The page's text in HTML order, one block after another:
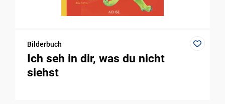
Bilderbuch
Ich seh in dir, was du nicht
siehst